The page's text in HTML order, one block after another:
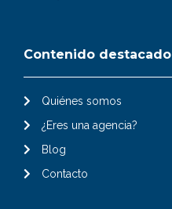
Contenido destacado
Quiénes somos
¿Eres una agencia?
Blog
Contacto